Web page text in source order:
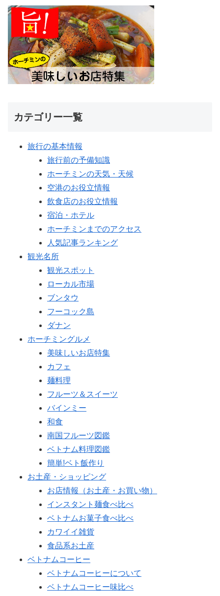
カテゴリー一覧
旅行の基本情報
旅行前の予備知識
ホーチミンの天気・天候
空港のお役立情報
飲食店のお役立情報
宿泊・ホテル
ホーチミンまでのアクセス
人気記事ランキング
観光名所
観光スポット
ローカル市場
ブンタウ
フーコック島
ダナン
ホーチミングルメ
美味しいお店特集
カフェ
麺料理
フルーツ＆スイーツ
バインミー
和食
南国フルーツ図鑑
ベトナム料理図鑑
簡単!ベト飯作り
お土産・ショッピング
お店情報（お土産・お買い物）
インスタント麺食べ比べ
ベトナムお菓子食べ比べ
カワイイ雑貨
食品系お土産
ベトナムコーヒー
ベトナムコーヒーについて
ベトナムコーヒー味比べ